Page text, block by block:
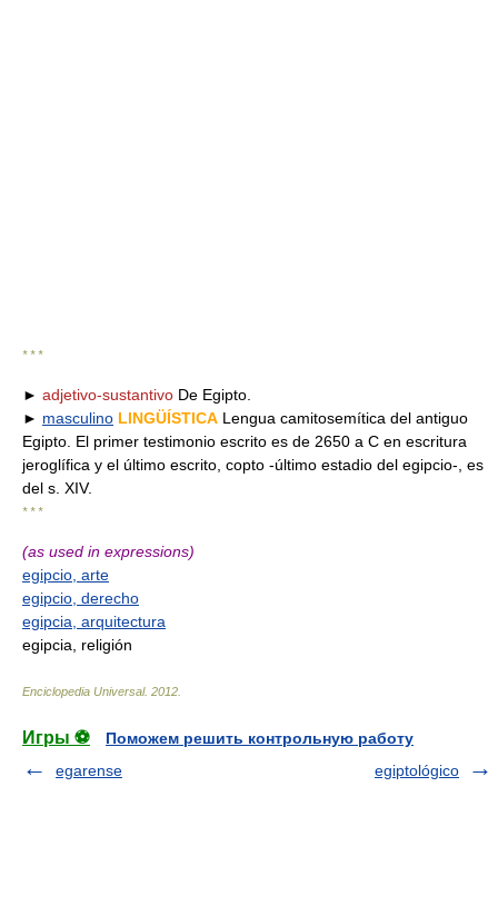
* * *
► adjetivo-sustantivo De Egipto.
► masculino LINGÜÍSTICA Lengua camitosemítica del antiguo
Egipto. El primer testimonio escrito es de 2650 a C en escritura
jeroglífica y el último escrito, copto -último estadio del egipcio-, es
del s. XIV.
* * *
(as used in expressions)
egipcio, arte
egipcio, derecho
egipcia, arquitectura
egipcia, religión
Enciclopedia Universal. 2012
Игры ⚽
Поможем решить контрольную работу
egarense
egiptológico